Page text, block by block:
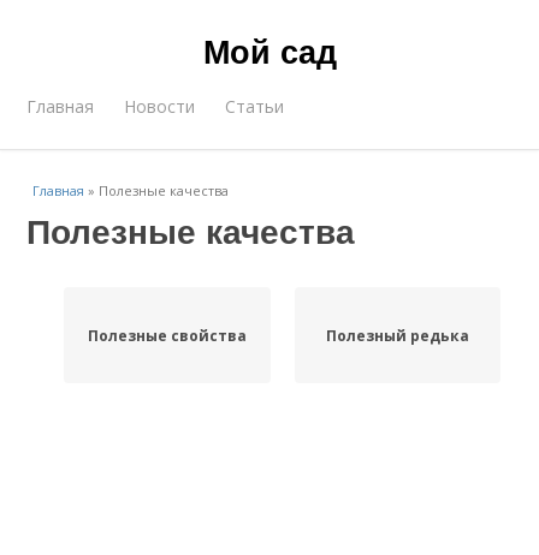
Мой сад
Главная Новости Статьи
Главная » Полезные качества
Полезные качества
Полезные свойства Полезный редька